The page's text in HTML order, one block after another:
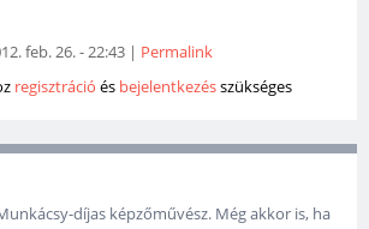
feb. 26. - 22:43 | Permalink
regisztráció és bejelentkezésszükséges
díjas képzőművész. Még akkor is, ha